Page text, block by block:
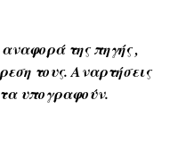
της πηγής ,
τους. Αναρτήσεις
υπογραφούν.